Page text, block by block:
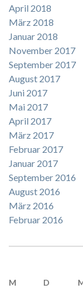
April 2018
März 2018
Januar 2018
November 2017
September 2017
August 2017
Juni 2017
Mai 2017
April 2017
März 2017
Februar 2017
Januar 2017
September 2016
August 2016
März 2016
Februar 2016
M D